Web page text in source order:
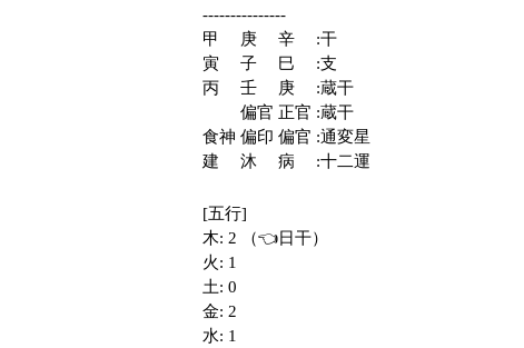
---------------
甲　 庚　 辛　 :干
寅　 子　 巳　 :支
丙　 壬　 庚　 :蔵干
偏官 正官 :蔵干
食神 偏印 偏官 :通変星
建　 沐　 病　 :十二運
[五行]
木: 2 （👈日干）
火: 1
土: 0
金: 2
水: 1